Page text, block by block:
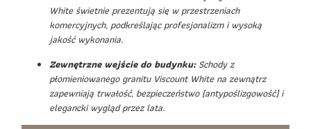
White świetnie prezentują się w przestrzeniach
komercyjnych, podkreślając profesjonalizm i wysoką
jakość wykonania.
Zewnętrzne wejście do budynku:Schody z
płomieniowanego granitu Viscount White na zewnątrz
zapewniają trwałość, bezpieczeństwo (antypoślizgowość) i
elegancki wygląd przez lata.